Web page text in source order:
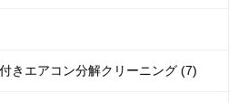
きエアコン分解クリーニング (7)